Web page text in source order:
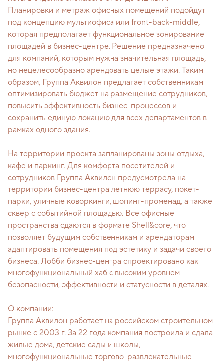
Планировки и метраж офисных помещений подойдут
под концепцию мультиофиса или front-back-middle,
которая предполагает функциональное зонирование
площадей в бизнес-центре. Решение предназначено
для компаний, которым нужна значительная площадь,
но нецелесообразно арендовать целые этажи. Таким
образом, Группа Аквилон предлагает собственникам
оптимизировать бюджет на размещение сотрудников,
повысить эффективность бизнес-процессов и
сохранить единую локацию для всех департаментов в
рамках одного здания.
На территории проекта запланированы зоны отдыха,
кафе и паркинг. Для комфорта посетителей и
сотрудников Группа Аквилон предусмотрела на
территории бизнес-центра летнюю террасу, покет-
парки, уличные коворкинги, шопинг-променад, а также
сквер с событийной площадью. Все офисные
пространства сдаются в формате Shell&core, что
позволяет будущим собственникам и арендаторам
адаптировать помещения под эстетику и задачи своего
бизнеса. Лобби бизнес-центра спроектировано как
многофункциональный хаб с высоким уровнем
безопасности, эффективности и статусности в деталях.
О компании:
Группа Аквилон работает на российском строительном
рынке с 2003 г. За 22 года компания построила и сдала
жилые дома, детские сады и школы,
многофункциональные торгово-развлекательные